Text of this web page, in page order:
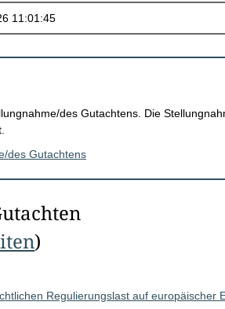
des Gutachtens. Die
des Gutachtens
)
Regulierungslast auf europäischer